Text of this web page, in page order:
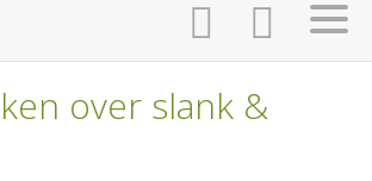
INLOGGEN
HOME
over slank &